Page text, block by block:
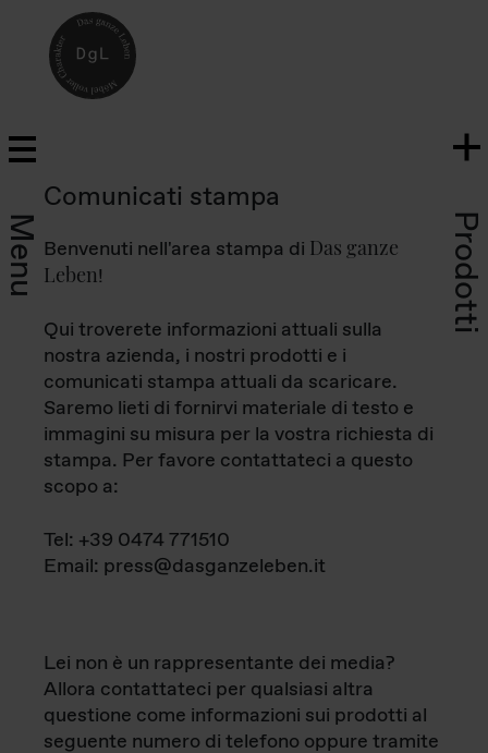
Menu Prodotti
Comunicati stampa
Benvenuti nell'area stampa di Das ganze
Leben!
Qui troverete informazioni attuali sulla
nostra azienda, i nostri prodotti e i
comunicati stampa attuali da scaricare.
Saremo lieti di fornirvi materiale di testo e
immagini su misura per la vostra richiesta di
stampa. Per favore contattateci a questo
scopo a:
Tel: +39 0474 771510
Email: press@dasganzeleben.it
Lei non è un rappresentante dei media?
Allora contattateci per qualsiasi altra
questione come informazioni sui prodotti al
seguente numero di telefono oppure tramite